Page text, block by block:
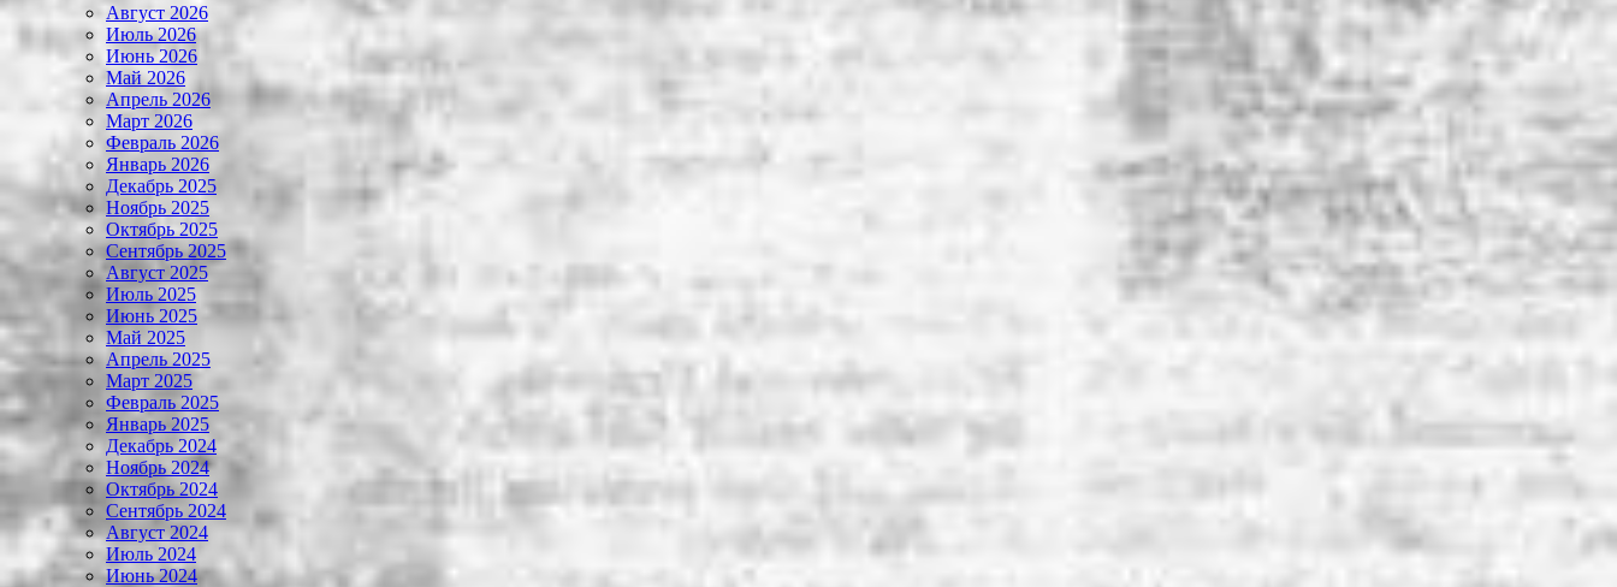
Август 2026
Июль 2026
Июнь 2026
Май 2026
Апрель 2026
Март 2026
Февраль 2026
Январь 2026
Декабрь 2025
Ноябрь 2025
Октябрь 2025
Сентябрь 2025
Август 2025
Июль 2025
Июнь 2025
Май 2025
Апрель 2025
Март 2025
Февраль 2025
Январь 2025
Декабрь 2024
Ноябрь 2024
Октябрь 2024
Сентябрь 2024
Август 2024
Июль 2024
Июнь 2024